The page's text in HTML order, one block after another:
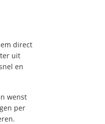
direct
uit
en
wenst
per